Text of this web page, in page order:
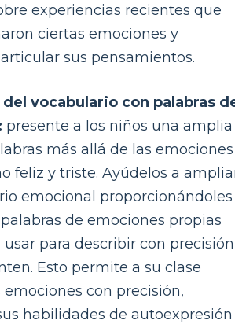
experiencias recientes que
ciertas emociones y
sus pensamientos.
vocabulario con palabras
presente a los niños una amplia
más allá de las emociones
feliz y triste. Ayúdelos a
emocional proporcionándoles
de emociones propias
para describir con precisión
Esto permite a su clase
con precisión,
habilidades de autoexpresión